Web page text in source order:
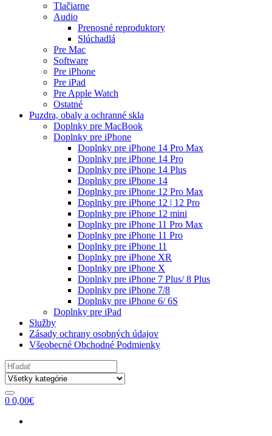
Tlačiarne
Audio
Prenosné reproduktory
Slúchadlá
Pre Mac
Software
Pre iPhone
Pre iPad
Pre Apple Watch
Ostatné
Puzdra, obaly a ochranné skla
Doplnky pre MacBook
Doplnky pre iPhone
Doplnky pre iPhone 14 Pro Max
Doplnky pre iPhone 14 Pro
Doplnky pre iPhone 14 Plus
Doplnky pre iPhone 14
Doplnky pre iPhone 12 Pro Max
Doplnky pre iPhone 12 | 12 Pro
Doplnky pre iPhone 12 mini
Doplnky pre iPhone 11 Pro Max
Doplnky pre iPhone 11 Pro
Doplnky pre iPhone 11
Doplnky pre iPhone XR
Doplnky pre iPhone X
Doplnky pre iPhone 7 Plus/ 8 Plus
Doplnky pre iPhone 7/8
Doplnky pre iPhone 6/ 6S
Doplnky pre iPad
Služby
Zásady ochrany osobných údajov
Všeobecné Obchodné Podmienky
Search
for:
0 0,00€